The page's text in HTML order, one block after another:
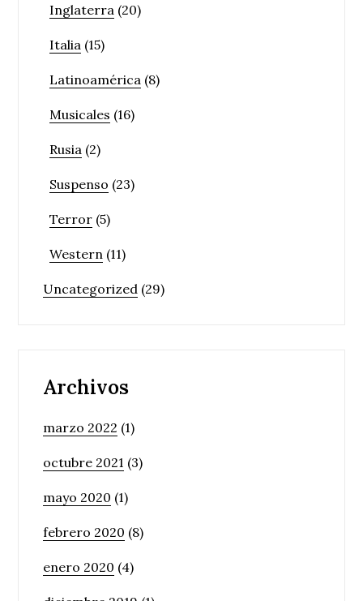
Inglaterra (20)
Italia (15)
Latinoamérica (8)
Musicales (16)
Rusia (2)
Suspenso (23)
Terror (5)
Western (11)
Uncategorized (29)
Archivos
marzo 2022 (1)
octubre 2021 (3)
mayo 2020 (1)
febrero 2020 (8)
enero 2020 (4)